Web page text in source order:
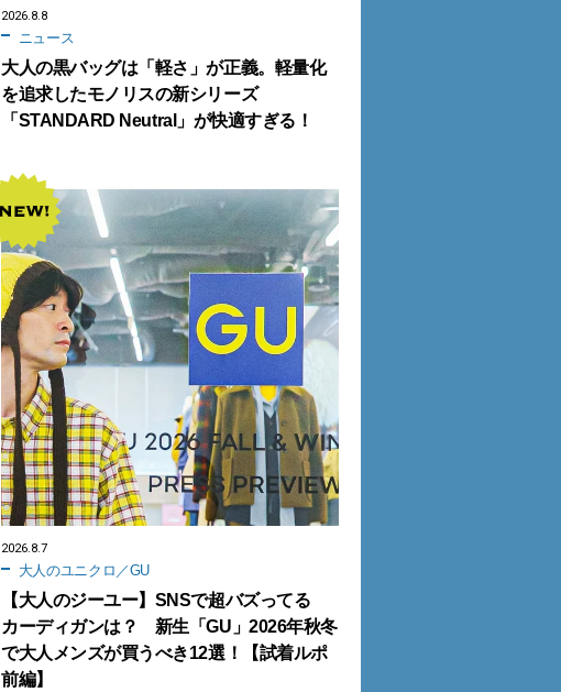
2026.8.8
ニュース
大人の黒バッグは「軽さ」が正義。軽量化
を追求したモノリスの新シリーズ
「STANDARD Neutral」が快適すぎる！
2026.8.7
大人のユニクロ／GU
【大人のジーユー】SNSで超バズってる
カーディガンは？ 新生「GU」2026年秋冬
で大人メンズが買うべき12選！【試着ルポ
前編】